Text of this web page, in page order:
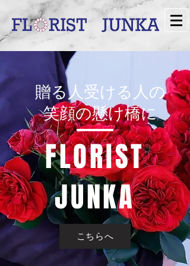
​贈る人受ける人の
笑顔の懸け橋に
​FLORIST
JUNKA
こちらへ